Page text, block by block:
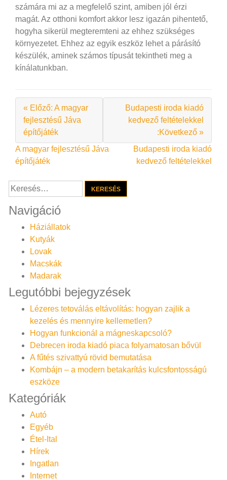
számára mi az a megfelelő szint, amiben jól érzi
magát. Az otthoni komfort akkor lesz igazán pihentető,
hogyha sikerül megteremteni az ehhez szükséges
környezetet. Ehhez az egyik eszköz lehet a párásító
készülék, aminek számos típusát tekintheti meg a
kínálatunkban.
« Előző: A magyar
fejlesztésű Jáva
építőjáték
Budapesti iroda kiadó
kedvező feltételekkel
:Következő »
Bejegyzés
navigáció
A magyar fejlesztésű Jáva
építőjáték
Budapesti iroda kiadó
kedvező feltételekkel
Keresés:
Navigáció
Háziállatok
Kutyák
Lovak
Macskák
Madarak
Legutóbbi bejegyzések
Lézeres tetoválás eltávolítás: hogyan zajlik a
kezelés és mennyire kellemetlen?
Hogyan funkcionál a mágneskapcsoló?
Debrecen iroda kiadó piaca folyamatosan bővül
A fűtés szivattyú rövid bemutatása
Kombájn – a modern betakarítás kulcsfontosságú
eszköze
Kategóriák
Autó
Egyéb
Étel-Ital
Hírek
Ingatlan
Internet